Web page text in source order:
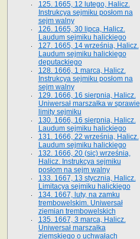
125. 1665, 12 lutego, Halicz.
Instrukcya sejmiku posłom na
sejm walny
126. 1665, 30 lipca, Halicz.
Laudum sejmiku halickiego
127. 1665, 14 września, Halicz.
Laudum sejmiku halickiego
deputackiego
128. 1666, 1 marca, Halicz.
Instrukcya sejmiku posłom na
sejm walny
129. 1666, 16 sierpnia, Halicz.
Uniwersał marszałka w sprawie
limity sejmiku
130. 1666, 16 sierpnia, Halicz.
Laudum sejmiku halickiego
131. 1666, 22 września, Halicz.
Laudum sejmiku halickiego
132. 1666, 20 (sic) września,
Halicz. Instrukcya sejmiku
posłom na sejm walny
133. 1667, 13 stycznia, Halicz.
Limitacya sejmiku halickiego
134. 1667, luty, na zamku
trembowelskim. Uniwersał
ziemian trembowelskich
135. 1667, 3 marca, Halicz.
Uniwersał marszałka
ziemskiego o uchwałach